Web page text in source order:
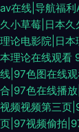
av在线|导航福
久小草莓|日本
理论电影院|日
本理论在线观看
线|97色图在线
合|97色在线播
视频视频第三页
页|97视频偷拍